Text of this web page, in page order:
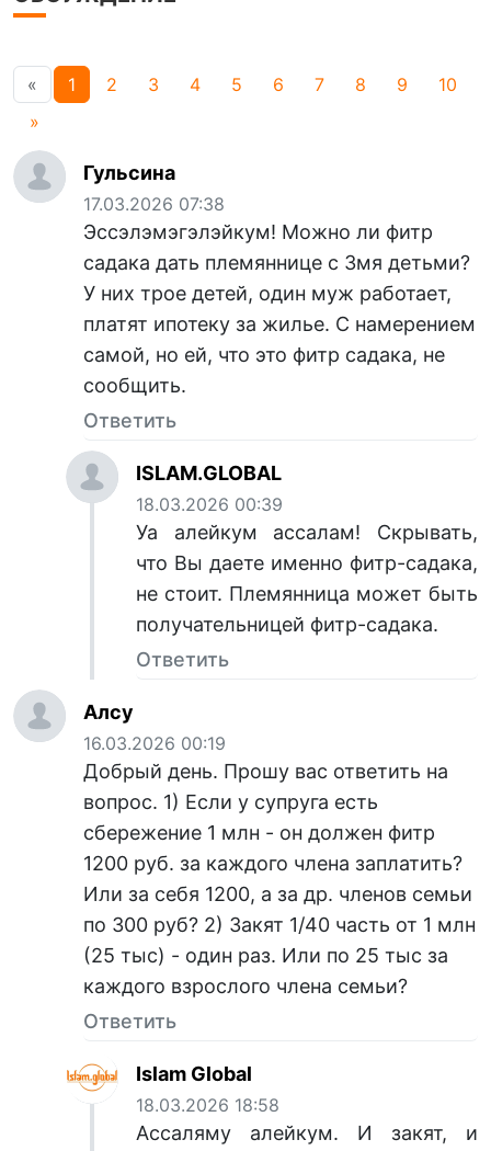
« 1 2 3 4 5 6 7 8 9
10
»
Гульсина
17.03.2026 07:38
Эссэлэмэгэлэйкум! Можно ли фитр
садака дать племяннице с 3мя детьми?
У них трое детей, один муж работает,
платят ипотеку за жилье. С намерением
самой, но ей, что это фитр садака, не
сообщить.
Ответить
ISLAM.GLOBAL
18.03.2026 00:39
Уа алейкум ассалам! Скрывать,
что Вы даете именно фитр-садака,
не стоит. Племянница может быть
получательницей фитр-садака.
Ответить
Алсу
16.03.2026 00:19
Добрый день. Прошу вас ответить на
вопрос. 1) Если у супруга есть
сбережение 1 млн - он должен фитр
1200 руб. за каждого члена заплатить?
Или за себя 1200, а за др. членов семьи
по 300 руб? 2) Закят 1/40 часть от 1 млн
(25 тыс) - один раз. Или по 25 тыс за
каждого взрослого члена семьи?
Ответить
Islam Global
18.03.2026 18:58
Ассаляму алейкум. И закят, и